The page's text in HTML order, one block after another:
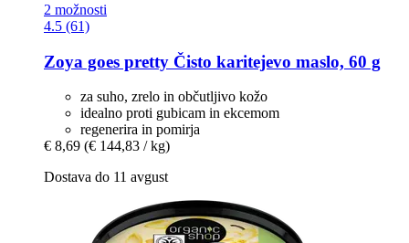
2 možnosti
4.5 (61)
Zoya goes pretty Čisto karitejevo maslo, 60 g
za suho, zrelo in občutljivo kožo
idealno proti gubicam in ekcemom
regenerira in pomirja
€ 8,69 (€ 144,83 / kg)
Dostava do 11 avgust